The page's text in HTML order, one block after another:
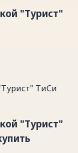
"Турист"
"Турист"